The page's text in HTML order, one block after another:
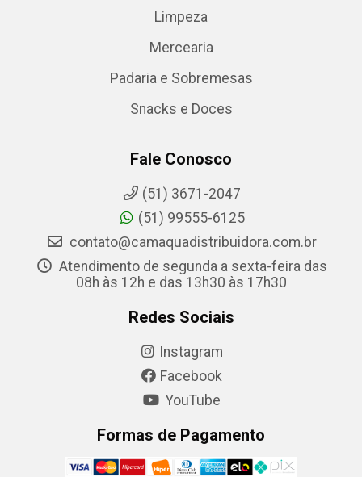
Limpeza
Mercearia
Padaria e Sobremesas
Snacks e Doces
Fale Conosco
(51) 3671-2047
(51) 99555-6125
contato@camaquadistribuidora.com.br
Atendimento de segunda a sexta-feira das
08h às 12h e das 13h30 às 17h30
Redes Sociais
Instagram
Facebook
YouTube
Formas de Pagamento